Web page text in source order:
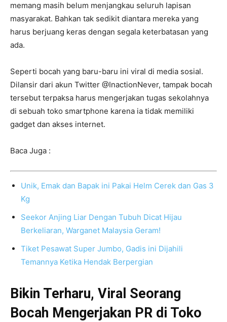
memang masih belum menjangkau seluruh lapisan
masyarakat. Bahkan tak sedikit diantara mereka yang
harus berjuang keras dengan segala keterbatasan yang
ada.
Seperti bocah yang baru-baru ini viral di media sosial.
Dilansir dari akun Twitter @InactionNever, tampak bocah
tersebut terpaksa harus mengerjakan tugas sekolahnya
di sebuah toko smartphone karena ia tidak memiliki
gadget dan akses internet.
Baca Juga :
Unik, Emak dan Bapak ini Pakai Helm Cerek dan Gas 3
Kg
Seekor Anjing Liar Dengan Tubuh Dicat Hijau
Berkeliaran, Warganet Malaysia Geram!
Tiket Pesawat Super Jumbo, Gadis ini Dijahili
Temannya Ketika Hendak Berpergian
Bikin Terharu, Viral Seorang
Bocah Mengerjakan PR di Toko